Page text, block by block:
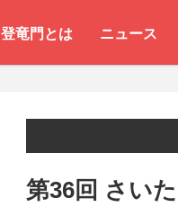
登竜門とは ニュース
第36回 さい